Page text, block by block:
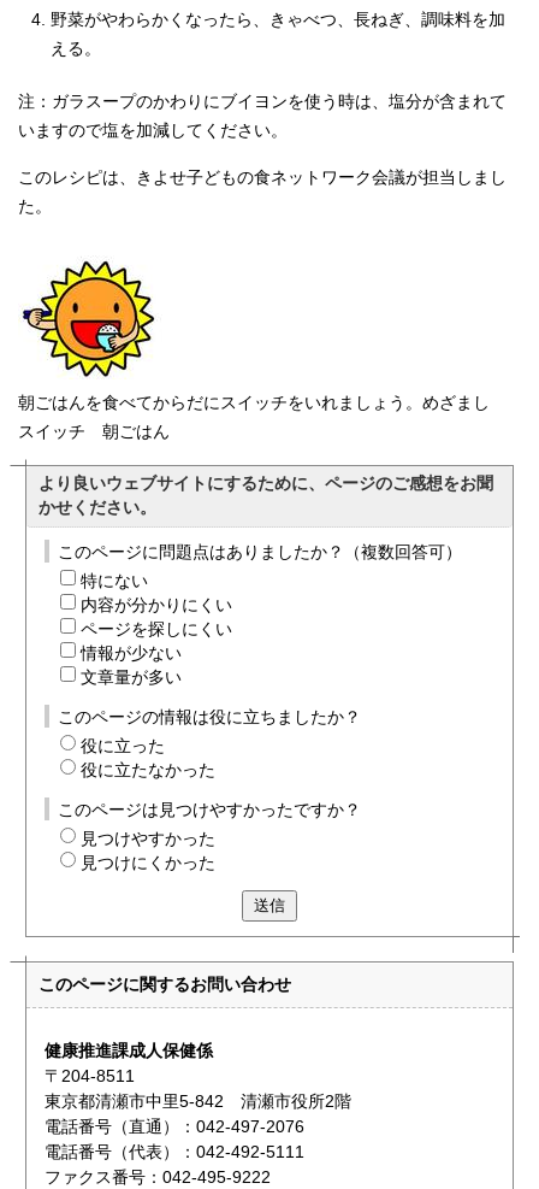
野菜がやわらかくなったら、きゃべつ、長ねぎ、調味料を加
える。
注：ガラスープのかわりにブイヨンを使う時は、塩分が含まれて
いますので塩を加減してください。
このレシピは、きよせ子どもの食ネットワーク会議が担当しまし
た。
朝ごはんを食べてからだにスイッチをいれましょう。めざまし
スイッチ 朝ごはん
より良いウェブサイトにするために、ページのご感想をお聞
かせください。
このページに問題点はありましたか？（複数回答可）
特にない
内容が分かりにくい
ページを探しにくい
情報が少ない
文章量が多い
このページの情報は役に立ちましたか？
役に立った
役に立たなかった
このページは見つけやすかったですか？
見つけやすかった
見つけにくかった
送信
このページに関するお問い合わせ
健康推進課成人保健係
〒204-8511
東京都清瀬市中里5-842 清瀬市役所2階
電話番号（直通）：042-497-2076
電話番号（代表）：042-492-5111
ファクス番号：042-495-9222